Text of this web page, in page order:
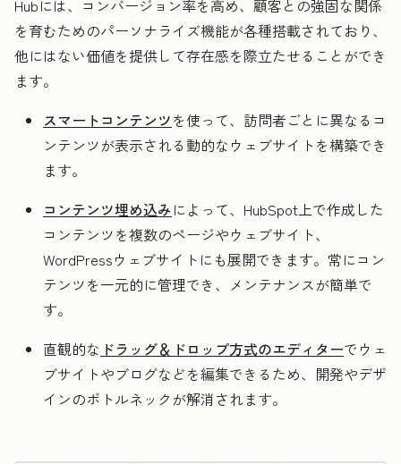
Hubには、コンバージョン率を高め、顧客との強固な関係
を育むためのパーソナライズ機能が各種搭載されており、
他にはない価値を提供して存在感を際立たせることができ
ます。
スマートコンテンツを使って、訪問者ごとに異なるコ
ンテンツが表示される動的なウェブサイトを構築でき
ます。
コンテンツ埋め込みによって、HubSpot上で作成した
コンテンツを複数のページやウェブサイト、
WordPressウェブサイトにも展開できます。常にコン
テンツを一元的に管理でき、メンテナンスが簡単で
す。
直観的な ドラッグ＆ドロップ方式のエディターでウェ
ブサイトやブログなどを編集できるため、開発やデザ
インのボトルネックが解消されます。